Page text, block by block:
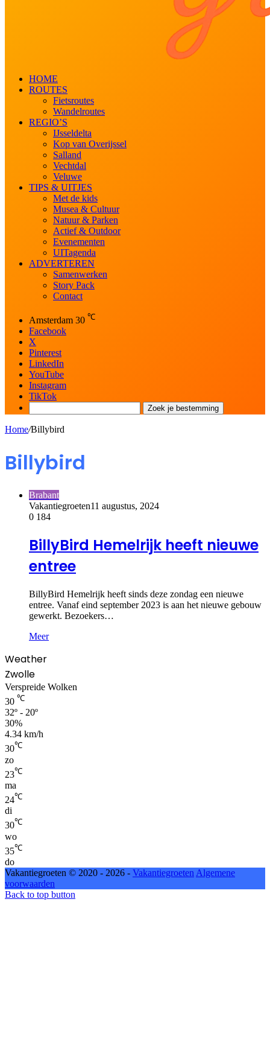
HOME
ROUTES
Fietsroutes
Wandelroutes
REGIO’S
IJsseldelta
Kop van Overijssel
Salland
Vechtdal
Veluwe
TIPS & UITJES
Met de kids
Musea & Cultuur
Natuur & Parken
Actief & Outdoor
Evenementen
UITagenda
ADVERTEREN
Samenwerken
Story Pack
Contact
Amsterdam 30 ℃
Facebook
X
Pinterest
LinkedIn
YouTube
Instagram
TikTok
Zoek je bestemming
Home/Billybird
Billybird
Brabant
Vakantiegroeten11 augustus, 2024
0 184
BillyBird Hemelrijk heeft nieuwe
entree
BillyBird Hemelrijk heeft sinds deze zondag een nieuwe
entree. Vanaf eind september 2023 is aan het nieuwe gebouw
gewerkt. Bezoekers…
Meer
Weather
Zwolle
Verspreide Wolken
30 ℃
32º - 20º
30%
4.34 km/h
30℃
zo
23℃
ma
24℃
di
30℃
wo
35℃
do
Vakantiegroeten © 2020 - 2026 - Vakantiegroeten Algemene
voorwaarden
Back to top button